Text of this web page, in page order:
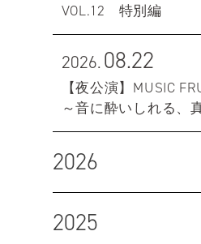
VOL.12 特別編
2026.08.22
【夜公演】MUSIC
～音に酔いしれる、
2026
2025